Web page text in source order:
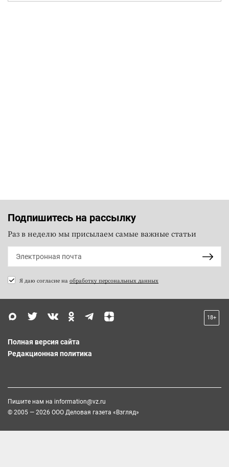
Подпишитесь на рассылку
Раз в неделю мы присылаем самые важные статьи
Я даю согласие на обработку персональных данных
18+
Полная версия сайта
Редакционная политика
Пишите нам на information@vz.ru
© 2005 — 2026 ООО Деловая газета «Взгляд»